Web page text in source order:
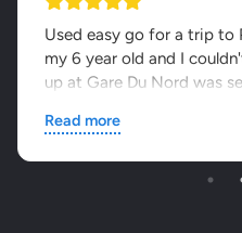
Used easy go for a trip to
my 6 year old and I
up at Gare Du Nord was
Read more